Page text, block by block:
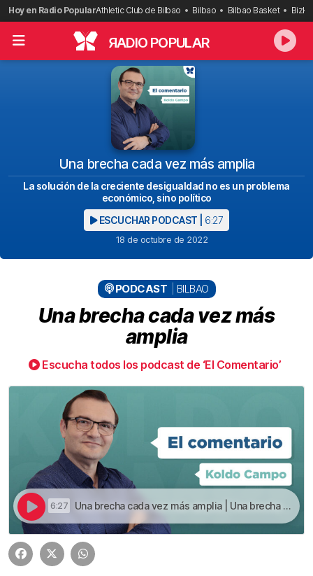
Saltar
al
contenido
Hoy en Radio PopularAthletic Club de Bilbao Bilbao Bilbao Basket
RADIO POPULAR
Una brecha cada vez más amplia
La solución de la creciente desigualdad no es un problema
económico, sino político
ESCUCHAR PODCAST | 6:27
18 de octubre de 2022
PODCAST BILBAO
Una brecha cada vez más
amplia
Escucha todos los podcast de ‘El Comentario’
6:27 Una brecha cada vez más amplia | Una brecha cada vez más amplia